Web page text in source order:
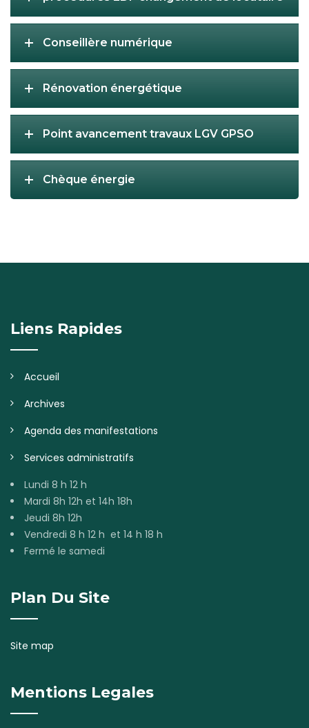
Conseillère numérique
Rénovation énergétique
Point avancement travaux LGV GPSO
Chèque énergie
Liens Rapides
Accueil
Archives
Agenda des manifestations
Services administratifs
Lundi 8 h 12 h
Mardi 8h 12h et 14h 18h
Jeudi 8h 12h
Vendredi 8 h 12 h et 14 h 18 h
Fermé le samedi
Plan Du Site
Site map
Mentions Legales